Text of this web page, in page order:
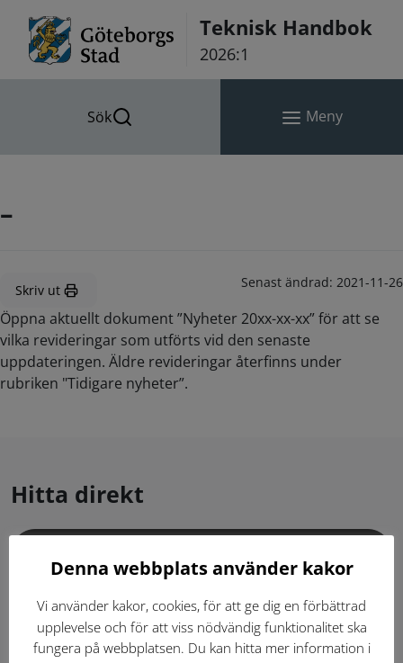
Teknisk Handbok
2026:1
Sök Meny
–
Skriv ut Senast ändrad: 2021-11-26
Öppna aktuellt dokument ”Nyheter 20xx-xx-xx” för att se
vilka revideringar som utförts vid den senaste
uppdateringen. Äldre revideringar återfinns under
rubriken "Tidigare nyheter”.
Hitta direkt
Dokumentbibliotek Kontaktlista
Tidigare versioner Nyheter
Denna webbplats använder kakor
Vi använder kakor, cookies, för att ge dig en förbättrad
upplevelse och för att viss nödvändig funktionalitet ska
fungera på webbplatsen. Du kan hitta mer information i